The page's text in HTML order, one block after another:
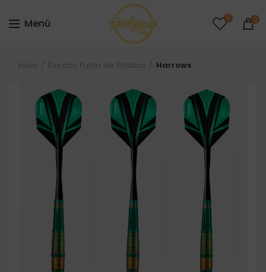
Menú 0 0
Inicio Dardos Punta de Plástico Harrows